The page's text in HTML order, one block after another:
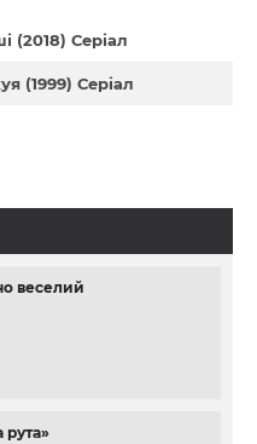
(2018) Серіал
(1999) Серіал
веселий
рута»